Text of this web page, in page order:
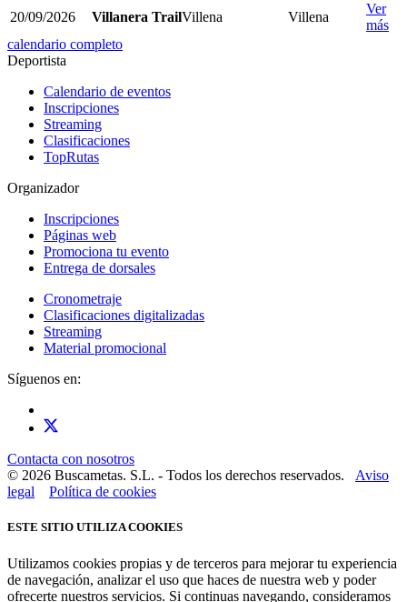
20/09/2026
Villanera TrailVillena Villena
Ver
más
calendario completo
Deportista
Calendario de eventos
Inscripciones
Streaming
Clasificaciones
TopRutas
Organizador
Inscripciones
Páginas web
Promociona tu evento
Entrega de dorsales
Cronometraje
Clasificaciones digitalizadas
Streaming
Material promocional
Síguenos en:
Contacta con nosotros
© 2026 Buscametas. S.L. - Todos los derechos reservados. Aviso
legal
Política de cookies
ESTE SITIO UTILIZA COOKIES
Utilizamos cookies propias y de terceros para mejorar tu experiencia
de navegación, analizar el uso que haces de nuestra web y poder
ofrecerte nuestros servicios. Si continuas navegando, consideramos